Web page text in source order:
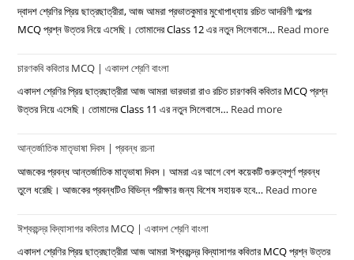
প্রশ্ন
উত্তর
|
দ্বাদশ
দ্বাদশ শ্রেণির প্রিয় ছাত্রছাত্রীরা, আজ আমরা প্রভাতকুমার মুখোপাধ্যায় রচিত আদরিণী গল্পের
MCQ প্রশ্ন উত্তর নিয়ে এসেছি। তোমাদের Class 12 এর নতুন সিলেবাসে… Read more:
চারণকবি কবিতার MCQ | একাদশ শ্রেণি বাংলা
একাদশ শ্রেণির প্রিয় ছাত্রছাত্রীরা আজ আমরা ভারভারা রাও রচিত চারণকবি কবিতার MCQ প্রশ্ন
উত্তর নিয়ে এসেছি। তোমাদের Class 11 এর নতুন সিলেবাসে… Read more:
MCQ
|
বাংলা
আন্তর্জাতিক মাতৃভাষা দিবস | প্রবন্ধ রচনা
আজকের প্রবন্ধ আন্তর্জাতিক মাতৃভাষা দিবস। আমরা এর আগে বেশ কয়েকটি গুরুত্বপূর্ণ প্রবন্ধ
তুলে ধরেছি। আজকের প্রবন্ধটিও বিভিন্ন পরীক্ষার জন্য বিশেষ সহায়ক হবে… Read more:
দিবস
ঈশ্বরচন্দ্র বিদ্যাসাগর কবিতার MCQ | একাদশ শ্রেণি বাংলা
একাদশ শ্রেণির প্রিয় ছাত্রছাত্রীরা আজ আমরা ঈশ্বরচন্দ্র বিদ্যাসাগর কবিতার MCQ প্রশ্ন উত্তর